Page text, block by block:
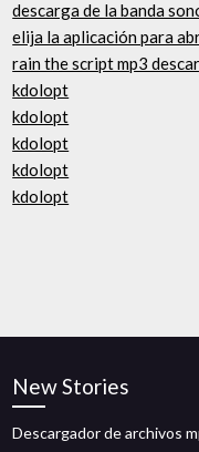
descarga de la banda
elija la aplicación para
rain the script mp3
kdolopt
kdolopt
kdolopt
kdolopt
kdolopt
New Stories
Descargador de archivos